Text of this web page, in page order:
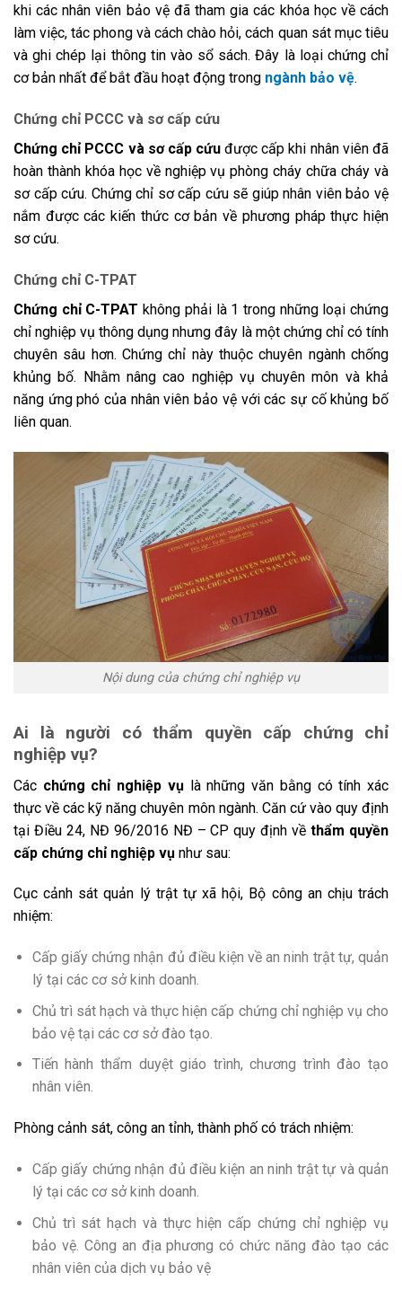
khi các nhân viên bảo vệ đã tham gia các khóa học về cách
làm việc, tác phong và cách chào hỏi, cách quan sát mục tiêu
và ghi chép lại thông tin vào sổ sách. Đây là loại chứng chỉ
cơ bản nhất để bắt đầu hoạt động trong ngành bảo vệ.
Chứng chỉ PCCC và sơ cấp cứu
Chứng chỉ PCCC và sơ cấp cứu được cấp khi nhân viên đã
hoàn thành khóa học về nghiệp vụ phòng cháy chữa cháy và
sơ cấp cứu. Chứng chỉ sơ cấp cứu sẽ giúp nhân viên bảo vệ
nắm được các kiến thức cơ bản về phương pháp thực hiện
sơ cứu.
Chứng chỉ C-TPAT
Chứng chỉ C-TPAT không phải là 1 trong những loại chứng
chỉ nghiệp vụ thông dụng nhưng đây là một chứng chỉ có tính
chuyên sâu hơn. Chứng chỉ này thuộc chuyên ngành chống
khủng bố. Nhằm nâng cao nghiệp vụ chuyên môn và khả
năng ứng phó của nhân viên bảo vệ với các sự cố khủng bố
liên quan.
Nội dung của chứng chỉ nghiệp vụ
Ai là người có thẩm quyền cấp chứng chỉ
nghiệp vụ?
Các chứng chỉ nghiệp vụlà những văn bằng có tính xác
thực về các kỹ năng chuyên môn ngành. Căn cứ vào quy định
tại Điều 24, NĐ 96/2016 NĐ – CP quy định vềthẩm quyền
cấp chứng chỉ nghiệp vụ như sau:
Cục cảnh sát quản lý trật tự xã hội, Bộ công an chịu trách
nhiệm:
Cấp giấy chứng nhận đủ điều kiện về an ninh trật tự, quản
lý tại các cơ sở kinh doanh.
Chủ trì sát hạch và thực hiện cấp chứng chỉ nghiệp vụ cho
bảo vệ tại các cơ sở đào tạo.
Tiến hành thẩm duyệt giáo trình, chương trình đào tạo
nhân viên.
Phòng cảnh sát, công an tỉnh, thành phố có trách nhiệm:
Cấp giấy chứng nhận đủ điều kiện an ninh trật tự và quản
lý tại các cơ sở kinh doanh.
Chủ trì sát hạch và thực hiện cấp chứng chỉ nghiệp vụ
bảo vệ. Công an địa phương có chức năng đào tạo các
nhân viên của dịch vụ bảo vệ